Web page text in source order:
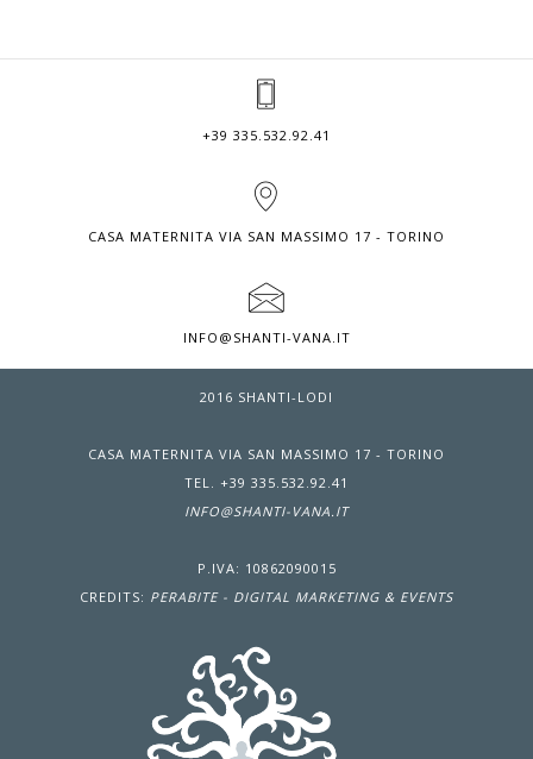
+39 335.532.92.41
CASA MATERNITA VIA SAN MASSIMO 17 - TORINO
INFO@SHANTI-VANA.IT
2016 SHANTI-LODI
CASA MATERNITA VIA SAN MASSIMO 17 - TORINO
TEL. +39 335.532.92.41
INFO@SHANTI-VANA.IT
P.IVA: 10862090015
CREDITS: PERABITE - DIGITAL MARKETING & EVENTS